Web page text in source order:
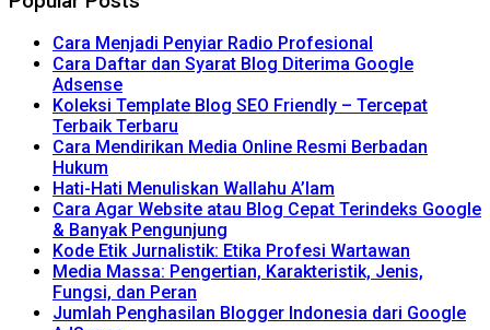
Cara Menjadi Penyiar Radio Profesional
Cara Daftar dan Syarat Blog Diterima Google
Adsense
Koleksi Template Blog SEO Friendly – Tercepat
Terbaik Terbaru
Cara Mendirikan Media Online Resmi Berbadan
Hukum
Hati-Hati Menuliskan Wallahu A’lam
Cara Agar Website atau Blog Cepat Terindeks Google
& Banyak Pengunjung
Kode Etik Jurnalistik: Etika Profesi Wartawan
Media Massa: Pengertian, Karakteristik, Jenis,
Fungsi, dan Peran
Jumlah Penghasilan Blogger Indonesia dari Google